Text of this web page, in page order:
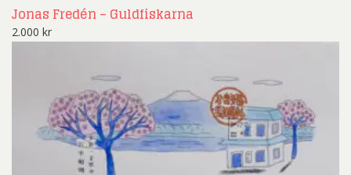
Jonas Fredén – Guldfiskarna
2.000 kr